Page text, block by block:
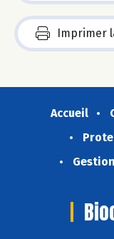
Imprimer
Accueil